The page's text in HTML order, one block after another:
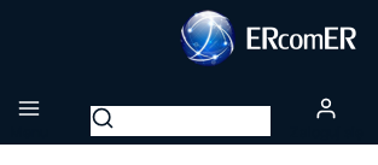
Otwórz wyszukiwarkę